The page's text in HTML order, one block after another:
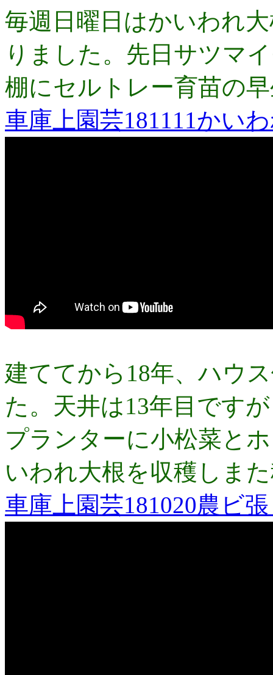
毎週日曜日はかいわれ
りました。先日サツマ
棚にセルトレー育苗の
車庫上園芸181111かい
建ててから18年、ハウ
た。天井は13年目です
プランターに小松菜と
いわれ大根を収穫しま
車庫上園芸181020農ビ